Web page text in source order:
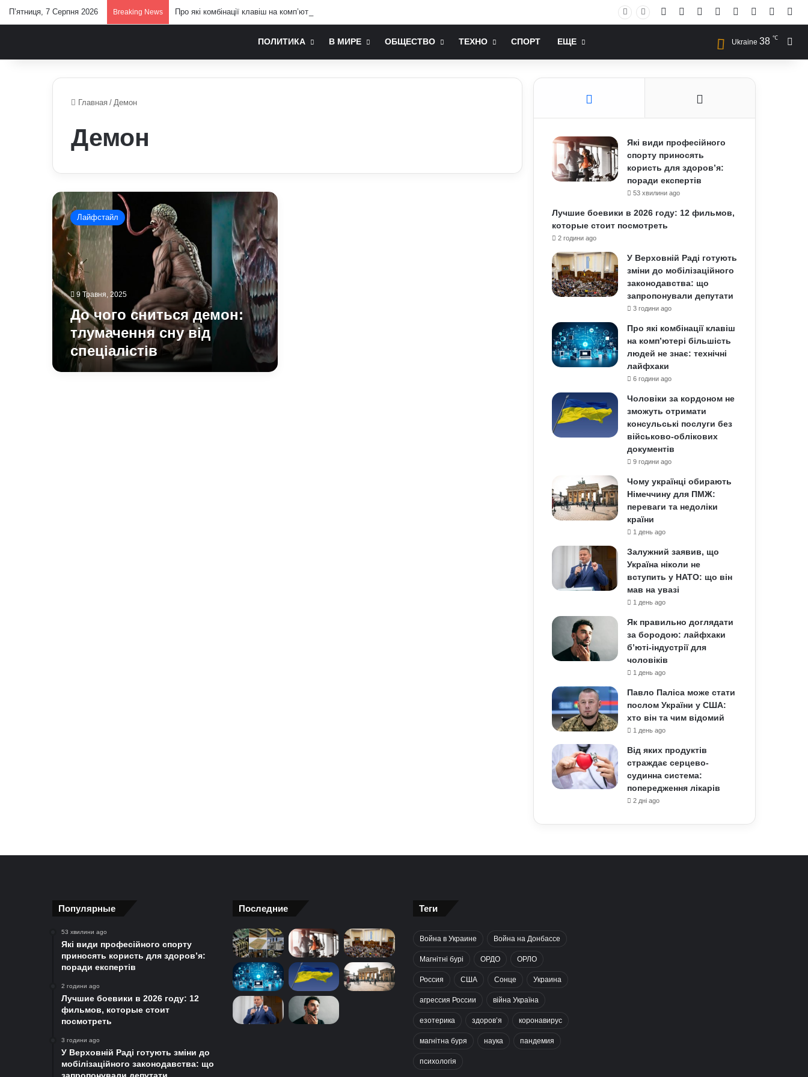
П’ятниця, 7 Серпня 2026 Breaking News Про які комбінації клавіш на комп’ютері більшість людей не знає: технічні лайфхаки Facebook YouTubeInstagram
RSS Log In
ПОЛИТИКА В МИРЕ ОБЩЕСТВО ТЕХНО СПОРТ ЕЩЕ Ukraine 38 ℃
Главная / Демон
Демон
До
чого
сниться
демон:
тлумачення
сну
від
спеціалістів
Лайфстайл
9 Травня, 2025
До чого сниться демон:
тлумачення сну від
спеціалістів
Які види професійного
спорту приносять
користь для здоров’я:
поради експертів
53 хвилини ago
Лучшие боевики в 2026 году: 12 фильмов,
которые стоит посмотреть
2 години ago
У Верховній Раді готують
зміни до мобілізаційного
законодавства: що
запропонували депутати
3 години ago
Про які комбінації клавіш
на комп’ютері більшість
людей не знає: технічні
лайфхаки
6 години ago
Чоловіки за кордоном не
зможуть отримати
консульські послуги без
військово-облікових
документів
9 години ago
Чому українці обирають
Німеччину для ПМЖ:
переваги та недоліки
країни
1 день ago
Залужний заявив, що
Україна ніколи не
вступить у НАТО: що він
мав на увазі
1 день ago
Як правильно доглядати
за бородою: лайфхаки
б’юті-індустрії для
чоловіків
1 день ago
Павло Паліса може стати
послом України у США:
хто він та чим відомий
1 день ago
Від яких продуктів
страждає серцево-
судинна система:
попередження лікарів
2 дні ago
Популярные
53 хвилини ago
Які види професійного спорту
приносять користь для здоров’я:
поради експертів
2 години ago
Лучшие боевики в 2026 году: 12
фильмов, которые стоит
посмотреть
3 години ago
У Верховній Раді готують зміни до
мобілізаційного законодавства: що
Последние Теги
Война в Украине Война на Донбассе
Магнітні бурі ОРДО ОРЛО
Россия США Сонце Украина
агрессия России війна Україна
езотерика здоров’я коронавирус
магнітна буря наука пандемия
психологія